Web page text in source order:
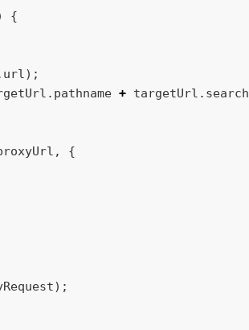
{
url);
. pathname + targetUrl . search
, {
);